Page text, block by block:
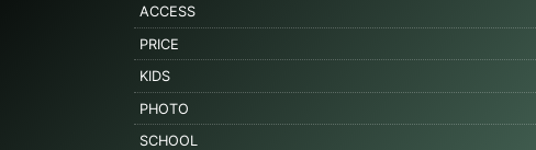
ACCESS
PRICE
KIDS
PHOTO
SCHOOL